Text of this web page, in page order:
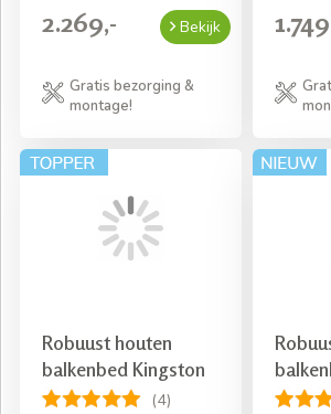
2.269,- Bekijk
Gratis bezorging &
montage!
Robuust houten
balkenbed Kingston
(4)